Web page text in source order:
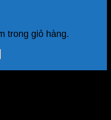
trong giỏ hàng.